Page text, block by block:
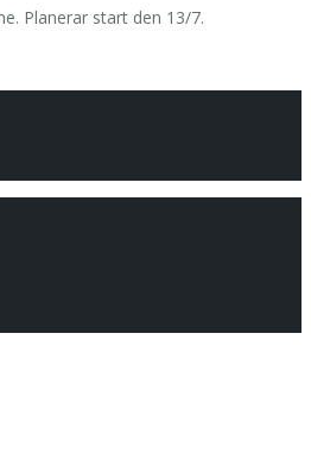
Planerar start den 13/7.